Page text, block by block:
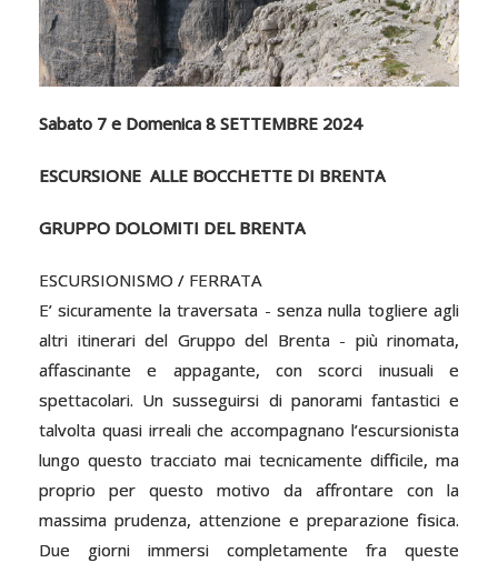
Sabato 7 e Domenica 8 SETTEMBRE 2024
ESCURSIONE ALLE BOCCHETTE DI BRENTA
GRUPPO DOLOMITI DEL BRENTA
ESCURSIONISMO / FERRATA
E’ sicuramente la traversata - senza nulla togliere agli
altri itinerari del Gruppo del Brenta - più rinomata,
affascinante e appagante, con scorci inusuali e
spettacolari. Un susseguirsi di panorami fantastici e
talvolta quasi irreali che accompagnano l’escursionista
lungo questo tracciato mai tecnicamente difficile, ma
proprio per questo motivo da affrontare con la
massima prudenza, attenzione e preparazione fisica.
Due giorni immersi completamente fra queste